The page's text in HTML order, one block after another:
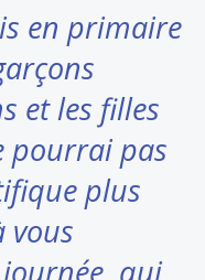
en primaire
et les filles
pourrai pas
plus
vous